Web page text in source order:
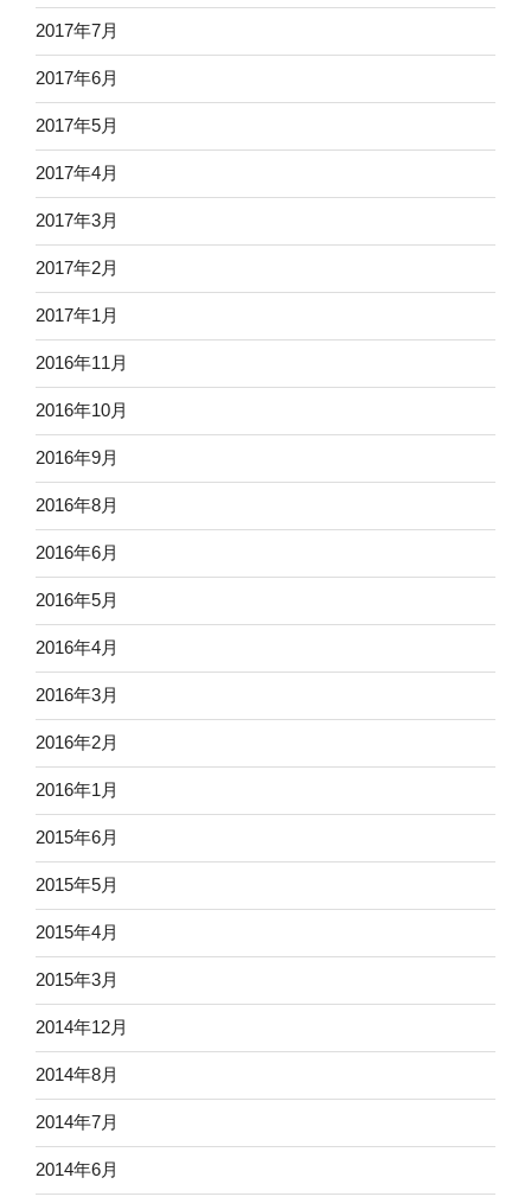
2017年7月
2017年6月
2017年5月
2017年4月
2017年3月
2017年2月
2017年1月
2016年11月
2016年10月
2016年9月
2016年8月
2016年6月
2016年5月
2016年4月
2016年3月
2016年2月
2016年1月
2015年6月
2015年5月
2015年4月
2015年3月
2014年12月
2014年8月
2014年7月
2014年6月